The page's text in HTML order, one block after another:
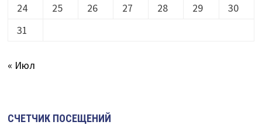
24
25 26 27 28 29
30
31
« Июл
СЧЕТЧИК ПОСЕЩЕНИЙ